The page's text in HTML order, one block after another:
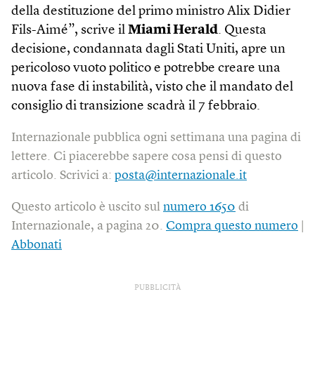
della destituzione del primo ministro Alix Didier
Fils-Aimé”, scrive il Miami Herald. Questa
decisione, condannata dagli Stati Uniti, apre un
pericoloso vuoto politico e potrebbe creare una
nuova fase di instabilità, visto che il mandato del
consiglio di transizione scadrà il 7 febbraio.
Internazionale pubblica ogni settimana una pagina di
lettere. Ci piacerebbe sapere cosa pensi di questo
articolo. Scrivici a: posta@internazionale.it
Questo articolo è uscito sul numero 1650 di
Internazionale, a pagina 20. Compra questo numero
Abbonati
PUBBLICITÀ